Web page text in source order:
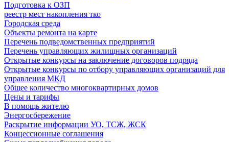
Подготовка к ОЗП
реестр мест накопления тко
Городская среда
Объекты ремонта на карте
Перечень подведомственных предприятий
Перечень управляющих жилищных организаций
Открытые конкурсы на заключение договоров подряда
Открытые конкурсы по отбору управляющих организаций для
управления МКД
Общее количество многоквартирных домов
Цены и тарифы
В помощь жителю
Энергосбережение
Раскрытие информации УО, ТСЖ, ЖСК
Концессионные соглашения